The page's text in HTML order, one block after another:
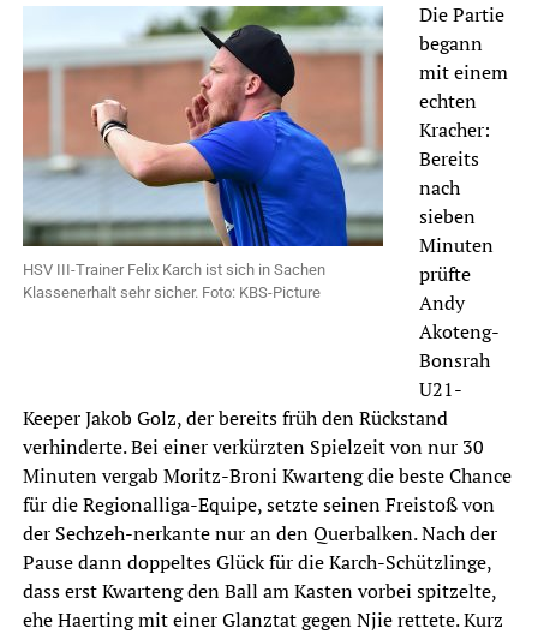
HSV III-Trainer Felix Karch ist sich in Sachen
Klassenerhalt sehr sicher. Foto: KBS-Picture
Die Partie
begann
mit einem
echten
Kracher:
Bereits
nach
sieben
Minuten
prüfte
Andy
Akoteng-
Bonsrah
U21-
Keeper Jakob Golz, der bereits früh den Rückstand
verhinderte. Bei einer verkürzten Spielzeit von nur 30
Minuten vergab Moritz-Broni Kwarteng die beste Chance
für die Regionalliga-Equipe, setzte seinen Freistoß von
der Sechzeh-nerkante nur an den Querbalken. Nach der
Pause dann doppeltes Glück für die Karch-Schützlinge,
dass erst Kwarteng den Ball am Kasten vorbei spitzelte,
ehe Haerting mit einer Glanztat gegen Njie rettete. Kurz